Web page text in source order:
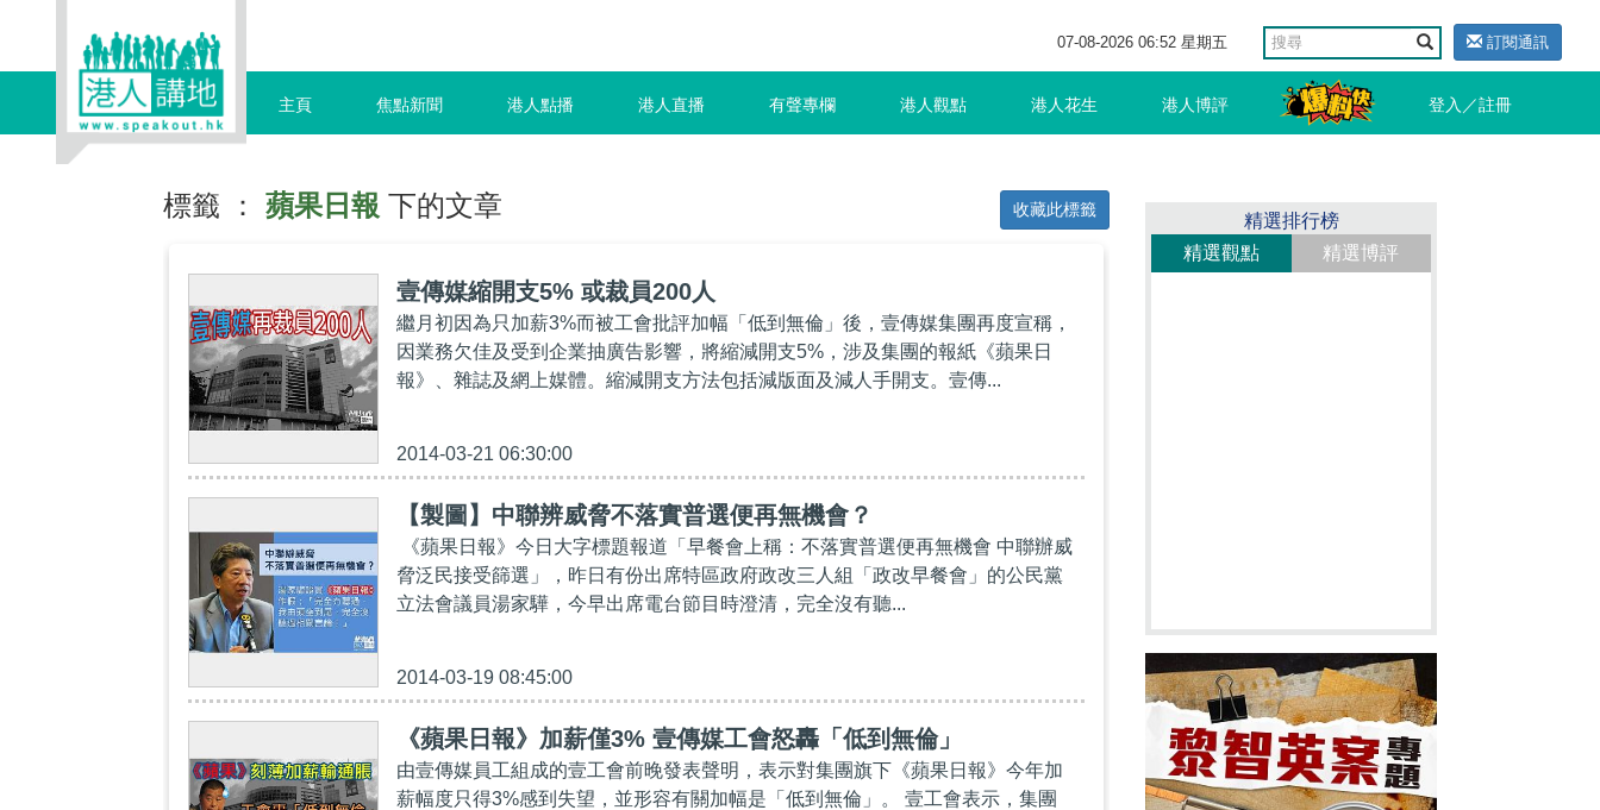
07-08-2026 06:52 星期五 訂閱通訊
主頁 焦點新聞 港人點播 港人直播 有聲專欄 港人觀點 港人花生 港人博評 登入／註冊
標籤 ： 蘋果日報 下的文章 收藏此標籤
壹傳媒縮開支5% 或裁員200人
繼月初因為只加薪3%而被工會批評加幅「低到無倫」後，壹傳媒集團再度宣稱，
因業務欠佳及受到企業抽廣告影響，將縮減開支5%，涉及集團的報紙《蘋果日
報》、雜誌及網上媒體。縮減開支方法包括減版面及減人手開支。壹傳...
2014-03-21 06:30:00
【製圖】中聯辨威脅不落實普選便再無機會？
《蘋果日報》今日大字標題報道「早餐會上稱：不落實普選便再無機會 中聯辦威
脅泛民接受篩選」，昨日有份出席特區政府政改三人組「政改早餐會」的公民黨
立法會議員湯家驊，今早出席電台節目時澄清，完全沒有聽...
2014-03-19 08:45:00
《蘋果日報》加薪僅3% 壹傳媒工會怒轟「低到無倫」
由壹傳媒員工組成的壹工會前晚發表聲明，表示對集團旗下《蘋果日報》今年加
薪幅度只得3%感到失望，並形容有關加幅是「低到無倫」。 壹工會表示，集團
精選排行榜
精選觀點
精選博評